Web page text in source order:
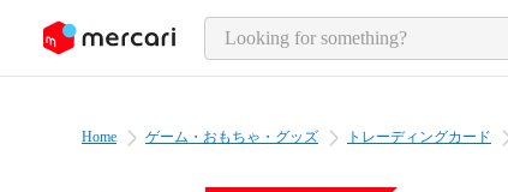
page content
Home ゲーム・おもちゃ・グッズ トレーディングカード